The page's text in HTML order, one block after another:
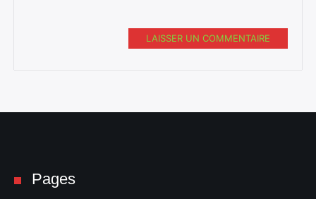
LAISSER UN COMMENTAIRE
Pages